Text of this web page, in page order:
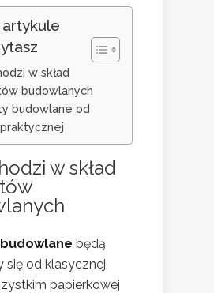
w skład
budowlanych
budowlane od
w skład
będą
się od klasycznej
papierkowej